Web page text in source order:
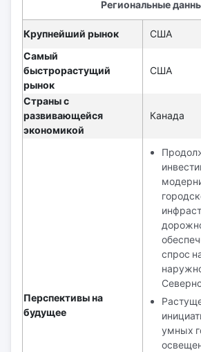
Региональные
Крупнейший рынок
США
Самый
быстрорастущий
рынок
США
Страны с
развивающейся
экономикой
Канада
Перспективы на
будущее
спрос
умных